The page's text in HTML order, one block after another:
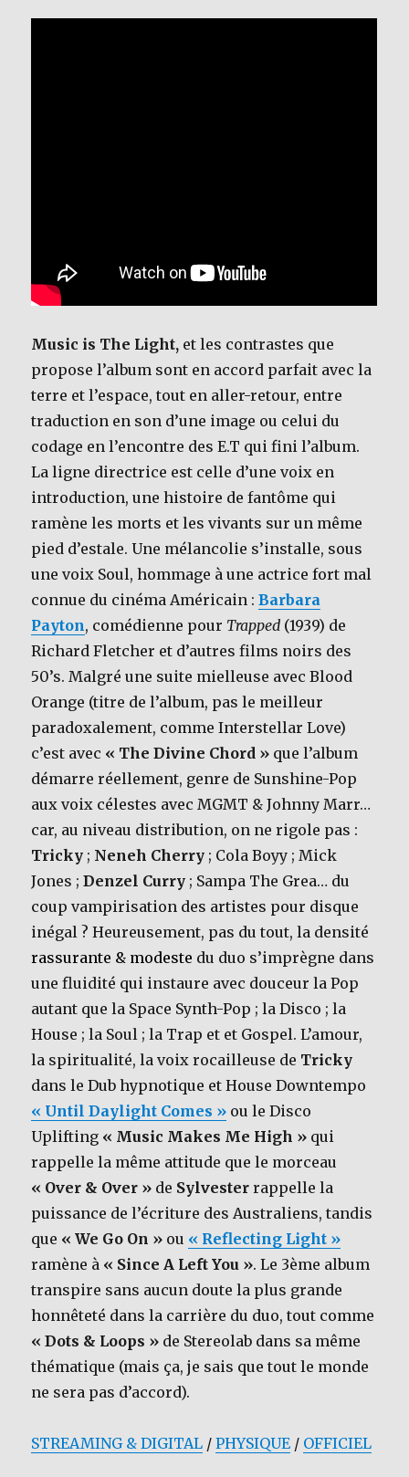
Music is The Light, et les contrastes que
propose l’album sont en accord parfait avec la
terre et l’espace, tout en aller-retour, entre
traduction en son d’une image ou celui du
codage en l’encontre des E.T qui fini l’album.
La ligne directrice est celle d’une voix en
introduction, une histoire de fantôme qui
ramène les morts et les vivants sur un même
pied d’estale. Une mélancolie s’installe, sous
une voix Soul, hommage à une actrice fort mal
connue du cinéma Américain :Barbara
Payton, comédienne pour Trapped (1939) de
Richard Fletcher et d’autres films noirs des
50’s. Malgré une suite mielleuse avec Blood
Orange (titre de l’album, pas le meilleur
paradoxalement, comme Interstellar Love)
c’est avec « The Divine Chord » que l’album
démarre réellement, genre de Sunshine-Pop
aux voix célestes avec MGMT & Johnny Marr…
car, au niveau distribution, on ne rigole pas :
Tricky ; Neneh Cherry ; Cola Boyy ; Mick
Jones ;Denzel Curry ; Sampa The Grea… du
coup vampirisation des artistes pour disque
inégal ? Heureusement, pas du tout, la densité
rassurante & modeste du duo s’imprègne dans
une fluidité qui instaure avec douceur la Pop
autant que la Space Synth-Pop ; la Disco ; la
House ; la Soul ; la Trap et et Gospel. L’amour,
la spiritualité, la voix rocailleuse de Tricky
dans le Dub hypnotique et House Downtempo
« Until Daylight Comes » ou le Disco
Uplifting « Music Makes Me High » qui
rappelle la même attitude que le morceau
« Over & Over » de Sylvester rappelle la
puissance de l’écriture des Australiens, tandis
que « We Go On » ou « Reflecting Light »
ramène à « Since A Left You ». Le 3ème album
transpire sans aucun doute la plus grande
honnêteté dans la carrière du duo, tout comme
« Dots & Loops » de Stereolab dans sa même
thématique (mais ça, je sais que tout le monde
ne sera pas d’accord).
STREAMING & DIGITAL /PHYSIQUE / OFFICIEL